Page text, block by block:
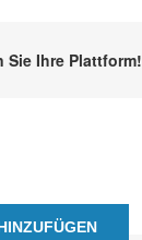
Sie Ihre Plattform!